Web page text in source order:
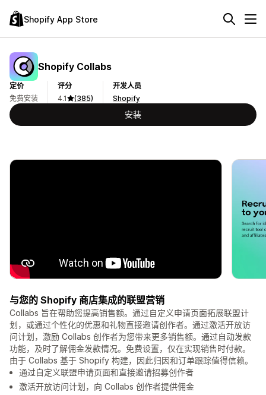
Shopify App Store
Shopify Collabs
定价
免费安装
评分
4.1
(385)
开发人员
Shopify
安装
与您的 Shopify 商店集成的联盟营销
Collabs 旨在帮助您提高销售额。通过自定义申请页面拓展联盟计
划，或通过个性化的优惠和礼物直接邀请创作者。通过激活开放访
问计划，激励 Collabs 创作者为您带来更多销售额。通过自动发款
功能，及时了解佣金发款情况。免费设置，仅在实现销售时付款。
由于 Collabs 基于 Shopify 构建，因此归因和订单跟踪值得信赖。
通过自定义联盟申请页面和直接邀请招募创作者
激活开放访问计划，向 Collabs 创作者提供佣金